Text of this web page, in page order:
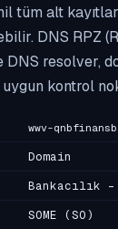
tüm alt
DNS RPZ
DNS resolver,
kontrol
wwv-
Domain
Bankacılık
SOME (SO)